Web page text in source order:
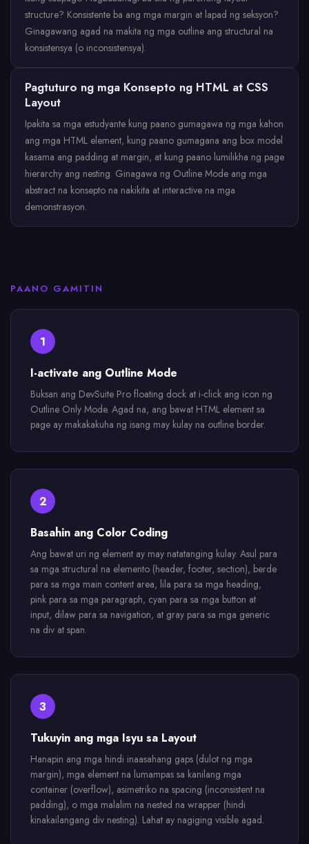
structure? Konsistente ba ang mga margin at lapad ng seksyon?
Ginagawang agad na makita ng mga outline ang structural na
konsistensya (o inconsistensya).
Pagtuturo ng mga Konsepto ng HTML at CSS
Layout
Ipakita sa mga estudyante kung paano gumagawa ng mga kahon
ang mga HTML element, kung paano gumagana ang box model
kasama ang padding at margin, at kung paano lumilikha ng page
hierarchy ang nesting. Ginagawa ng Outline Mode ang mga
abstract na konsepto na nakikita at interactive na mga
demonstrasyon.
PAANO GAMITIN
1
I-activate ang Outline Mode
Buksan ang DevSuite Pro floating dock at i-click ang icon ng
Outline Only Mode. Agad na, ang bawat HTML element sa
page ay makakakuha ng isang may kulay na outline border.
2
Basahin ang Color Coding
Ang bawat uri ng element ay may natatanging kulay. Asul para
sa mga structural na elemento (header, footer, section), berde
para sa mga main content area, lila para sa mga heading,
pink para sa mga paragraph, cyan para sa mga button at
input, dilaw para sa navigation, at gray para sa mga generic
na div at span.
3
Tukuyin ang mga Isyu sa Layout
Hanapin ang mga hindi inaasahang gaps (dulot ng mga
margin), mga element na lumampas sa kanilang mga
container (overflow), asimetriko na spacing (inconsistent na
padding), o mga malalim na nested na wrapper (hindi
kinakailangang div nesting). Lahat ay nagiging visible agad.